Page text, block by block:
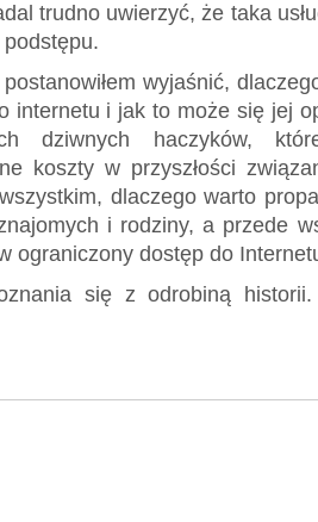
trudno uwierzyć, że taka
wyjaśnić,
internetu i jak to może się jej
dziwnych haczyków,
koszty w przyszłości
dlaczego warto
i rodziny, a przede
ograniczony dostęp do
się z odrobiną